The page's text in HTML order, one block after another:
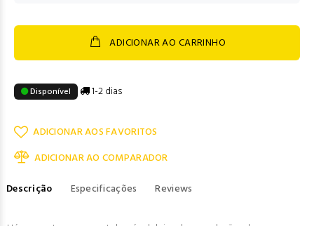
ADICIONAR AO CARRINHO
Disponível 1-2 dias
ADICIONAR AOS FAVORITOS
ADICIONAR AO COMPARADOR
Descrição
Especificações Reviews